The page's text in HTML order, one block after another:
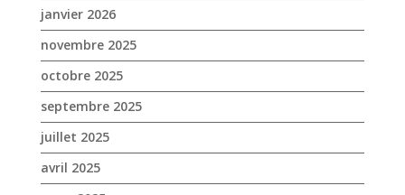
avril 2025
mars 2025
février 2025
janvier 2025
décembre 2024
novembre 2024